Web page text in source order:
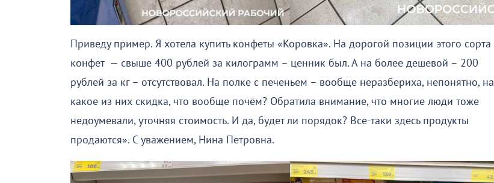
Приведу пример. Я хотела купить конфеты «Коровка». На дорогой позиции этого сорта
конфет — свыше 400 рублей за килограмм – ценник был. А на более дешевой – 200
рублей за кг – отсутствовал. На полке с печеньем – вообще неразбериха, непонятно, на
какое из них скидка, что вообще почём? Обратила внимание, что многие люди тоже
недоумевали, уточняя стоимость. И да, будет ли порядок? Все-таки здесь продукты
продаются». С уважением, Нина Петровна.